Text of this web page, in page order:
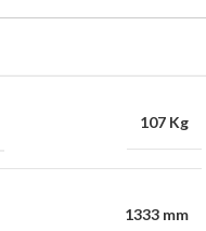
107 Kg
1333 mm